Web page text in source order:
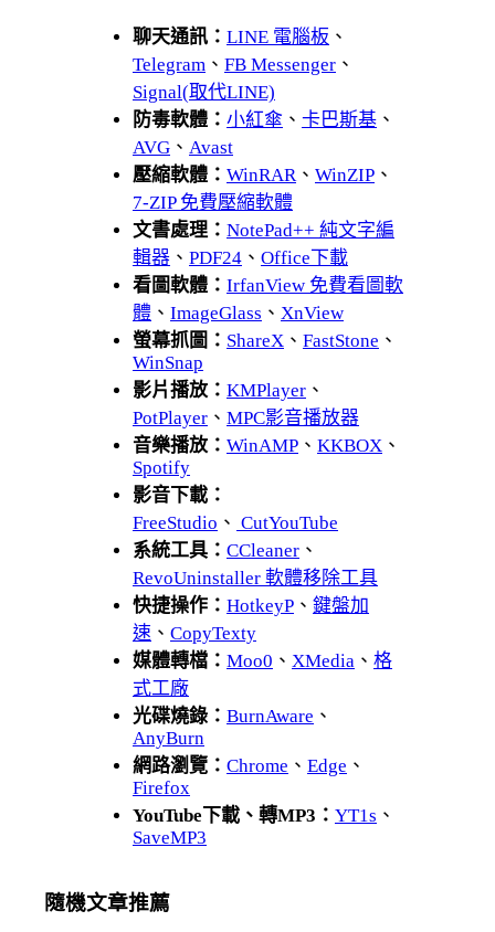
聊天通訊： LINE 電腦板 、
Telegram 、 FB Messenger 、
Signal(取代LINE)
防毒軟體： 小紅傘 、 卡巴斯基 、
AVG 、 Avast
壓縮軟體： WinRAR 、 WinZIP 、
7-ZIP 免費壓縮軟體
文書處理： NotePad++ 純文字編
輯器 、 PDF24 、 Office下載
看圖軟體： IrfanView 免費看圖軟
體 、 ImageGlass 、 XnView
螢幕抓圖： ShareX 、 FastStone 、
WinSnap
影片播放： KMPlayer 、
PotPlayer 、 MPC影音播放器
音樂播放： WinAMP 、 KKBOX 、
Spotify
影音下載：
FreeStudio 、 CutYouTube
系統工具： CCleaner 、
RevoUninstaller 軟體移除工具
快捷操作： HotkeyP 、 鍵盤加
速 、 CopyTexty
媒體轉檔： Moo0 、 XMedia 、 格
式工廠
光碟燒錄： BurnAware 、
AnyBurn
網路瀏覽： Chrome 、 Edge 、
Firefox
YouTube下載、轉MP3： YT1s 、
SaveMP3
隨機文章推薦